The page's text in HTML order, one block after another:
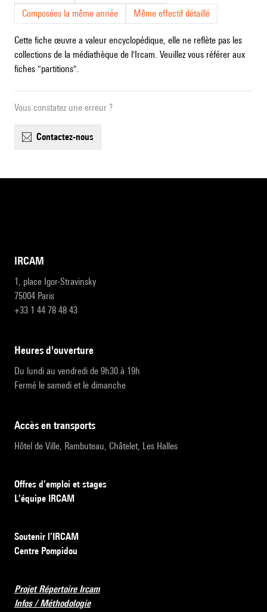
Composées la même année
Même effectif détaillé
Cette fiche œuvre a valeur encyclopédique, elle ne reflète pas les
collections de la médiathèque de l'Ircam. Veuillez vous référer aux
fiches "partitions".
Vous constatez une erreur ?
contactez-nous
IRCAM
1, place Igor-Stravinsky
75004 Paris
+33 1 44 78 48 43
heures d'ouverture
Du lundi au vendredi de 9h30 à 19h
Fermé le samedi et le dimanche
accès en transports
Hôtel de Ville, Rambuteau, Châtelet, Les Halles
Offres d’emploi et stages
L’équipe IRCAM
Soutenir l’IRCAM
Centre Pompidou
Projet Répertoire Ircam
Infos / Méthodologie